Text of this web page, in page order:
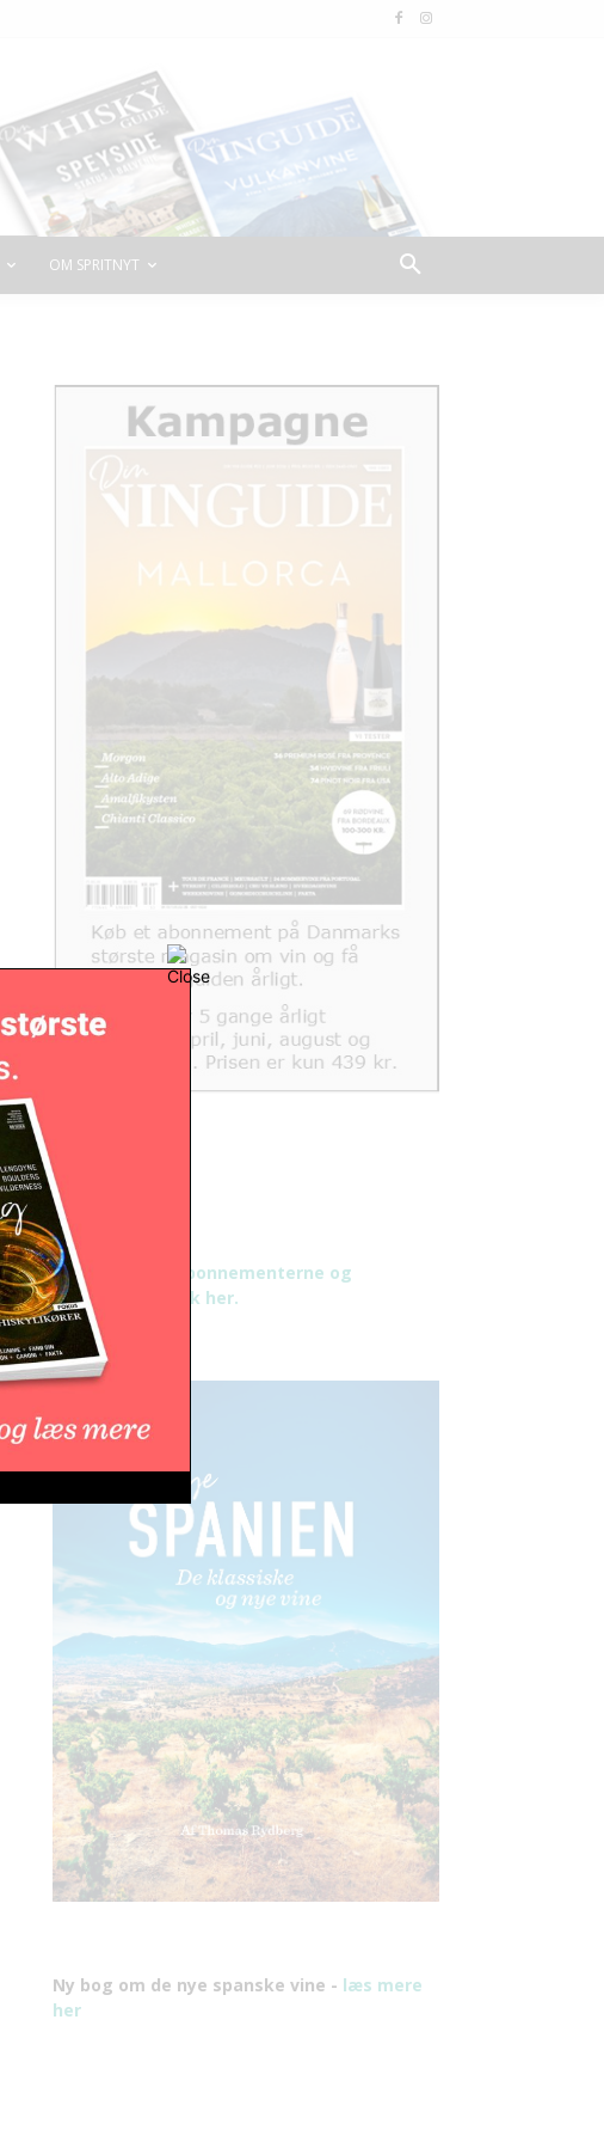
OM SPRITNYT
Læs mere om abonnementerne og
betingelser - klik her.
Ny bog om de nye spanske vine - læs mere
her